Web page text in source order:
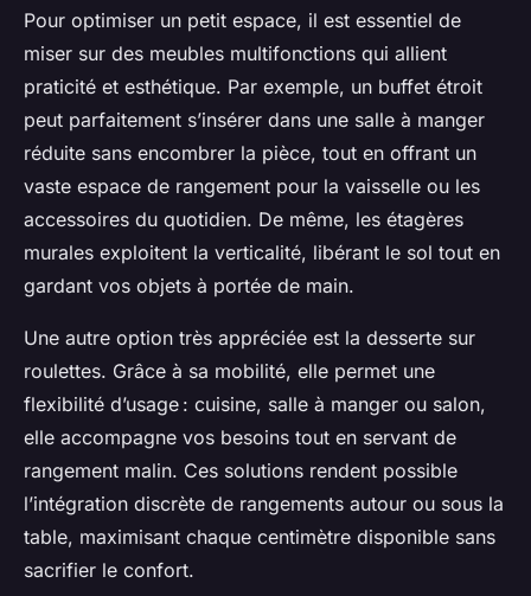
Pour optimiser un petit espace, il est essentiel de
miser sur des meubles multifonctions qui allient
praticité et esthétique. Par exemple, un buffet étroit
peut parfaitement s’insérer dans une salle à manger
réduite sans encombrer la pièce, tout en offrant un
vaste espace de rangement pour la vaisselle ou les
accessoires du quotidien. De même, les étagères
murales exploitent la verticalité, libérant le sol tout en
gardant vos objets à portée de main.
Une autre option très appréciée est la desserte sur
roulettes. Grâce à sa mobilité, elle permet une
flexibilité d’usage : cuisine, salle à manger ou salon,
elle accompagne vos besoins tout en servant de
rangement malin. Ces solutions rendent possible
l’intégration discrète de rangements autour ou sous la
table, maximisant chaque centimètre disponible sans
sacrifier le confort.